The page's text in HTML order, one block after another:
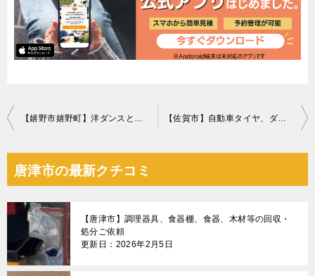
投
ナ
ビ
ゲ
シ
【嬉野市嬉野町】洋ダンスと食器棚の回収 お客様の声 【佐賀市】自動車タイヤ、ダンボール、収納ボックス等の回収・処分
唐津市の最新クチコミ
【唐津市】調理器具、食器棚、食器、木材等の回収・
処分ご依頼
更新日：2026年2月5日